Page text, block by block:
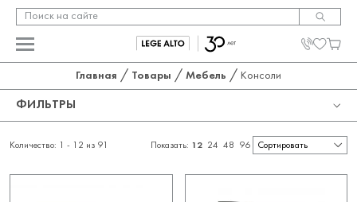
Главная / Товары / Мебель / Консоли
ФИЛЬТРЫ
Консоли
Количество: 1 - 12 из 91 Показать: 12 24 48 96